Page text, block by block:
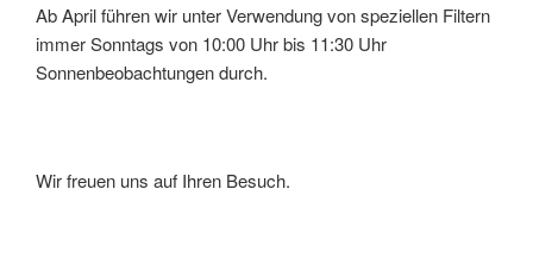
Ab April führen wir unter Verwendung von speziellen Filtern
immer Sonntags von 10:00 Uhr bis 11:30 Uhr
Sonnenbeobachtungen durch.
Wir freuen uns auf Ihren Besuch.